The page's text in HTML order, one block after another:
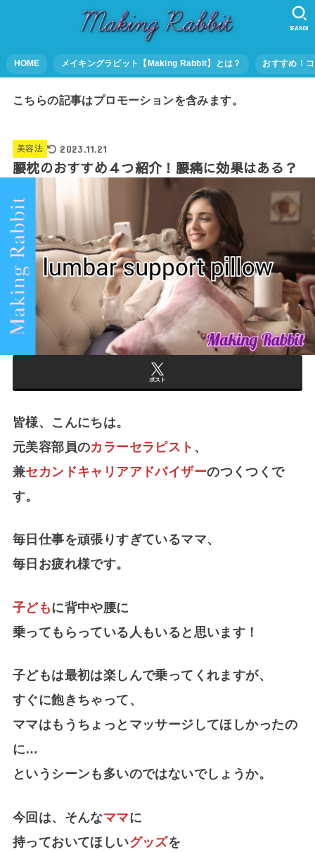
HOME メイキングラビット【Making Rabbit】とは？ おすすめ！
SEARCH
こちらの記事はプロモーションを含みます。
美容法 2023.11.21
腰枕のおすすめ４つ紹介！腰痛に効果はある？
ポスト
皆様、こんにちは。
元美容部員のカラーセラピスト 、
兼セカンドキャリアアドバイザーのつくつくで
す。
毎日仕事を頑張りすぎているママ、
毎日お疲れ様です。
子どもに背中や腰に
乗ってもらっている人もいると思います！
子どもは最初は楽しんで乗ってくれますが、
すぐに飽きちゃって、
ママはもうちょっとマッサージしてほしかったの
に…
というシーンも多いのではないでしょうか。
今回は、そんなママに
持っておいてほしいグッズを